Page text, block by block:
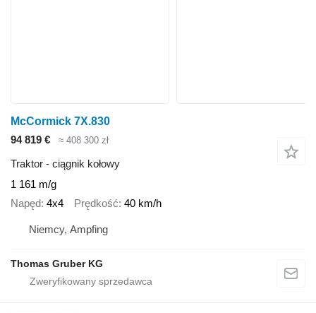
McCormick 7X.830
94 819 €
≈ 408 300 zł
Traktor - ciągnik kołowy
1 161 m/g
Napęd 4x4 Prędkość 40 km/h
Niemcy, Ampfing
Thomas Gruber KG